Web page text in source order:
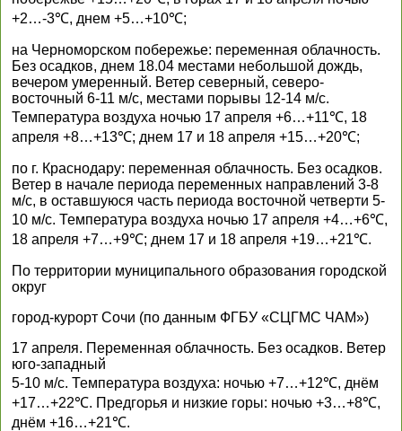
+2…-3℃, днем +5…+10℃;
на Черноморском побережье: переменная облачность.
Без осадков, днем 18.04 местами небольшой дождь,
вечером умеренный. Ветер северный, северо-
восточный 6-11 м/с, местами порывы 12-14 м/с.
Температура воздуха ночью 17 апреля +6…+11℃, 18
апреля +8…+13℃; днем 17 и 18 апреля +15…+20℃;
по г. Краснодару: переменная облачность. Без осадков.
Ветер в начале периода переменных направлений 3-8
м/с, в оставшуюся часть периода восточной четверти 5-
10 м/с. Температура воздуха ночью 17 апреля +4…+6℃,
18 апреля +7…+9℃; днем 17 и 18 апреля +19…+21℃.
По территории муниципального образования городской
округ
город-курорт Сочи (по данным ФГБУ «СЦГМС ЧАМ»)
17 апреля. Переменная облачность. Без осадков. Ветер
юго-западный
5-10 м/с. Температура воздуха: ночью +7…+12℃, днём
+17…+22℃. Предгорья и низкие горы: ночью +3…+8℃,
днём +16…+21℃.